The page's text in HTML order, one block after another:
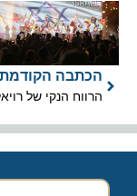
הכתבה הקודמת